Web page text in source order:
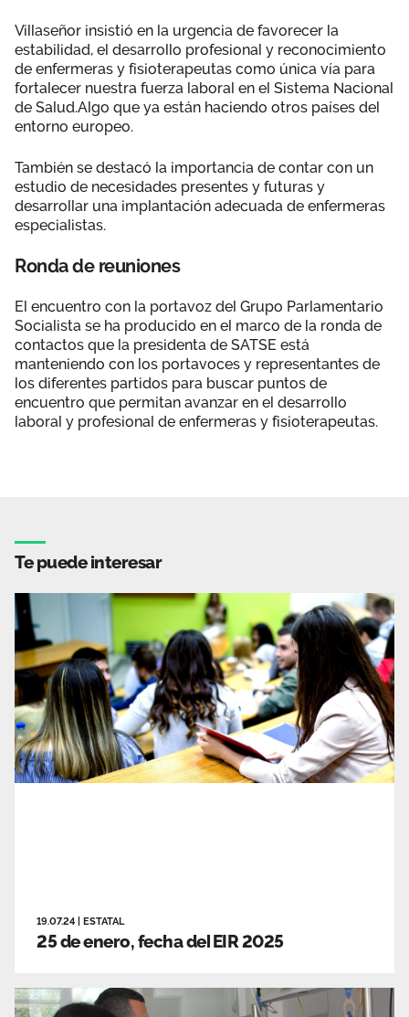
Villaseñor insistió en la urgencia de favorecer la
estabilidad, el desarrollo profesional y reconocimiento
de enfermeras y fisioterapeutas como única vía para
fortalecer nuestra fuerza laboral en el Sistema Nacional
de Salud.Algo que ya están haciendo otros países del
entorno europeo.
También se destacó la importancia de contar con un
estudio de necesidades presentes y futuras y
desarrollar una implantación adecuada de enfermeras
especialistas.
Ronda de reuniones
El encuentro con la portavoz del Grupo Parlamentario
Socialista se ha producido en el marco de la ronda de
contactos que la presidenta de SATSE está
manteniendo con los portavoces y representantes de
los diferentes partidos para buscar puntos de
encuentro que permitan avanzar en el desarrollo
laboral y profesional de enfermeras y fisioterapeutas.
Te puede interesar
19.07.24 ESTATAL
25 de enero, fecha del EIR 2025